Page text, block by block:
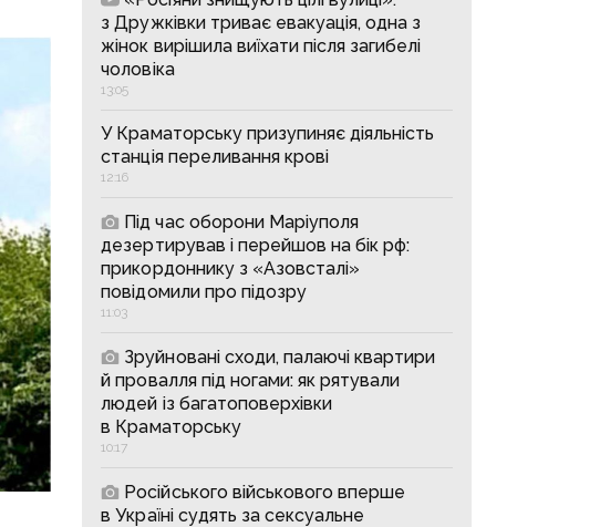
з Дружківки триває евакуація, одна з
жінок вирішила виїхати після загибелі
чоловіка
13:05
У Краматорську призупиняє діяльність
станція переливання крові
12:16
Під час оборони Маріуполя
дезертирував і перейшов на бік рф:
прикордоннику з «Азовсталі»
повідомили про підозру
11:03
Зруйновані сходи, палаючі квартири
й провалля під ногами: як рятували
людей із багатоповерхівки
в Краматорську
10:17
Російського військового вперше
в Україні судять за сексуальне